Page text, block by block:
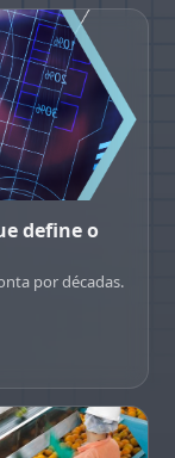
define o
por décadas.